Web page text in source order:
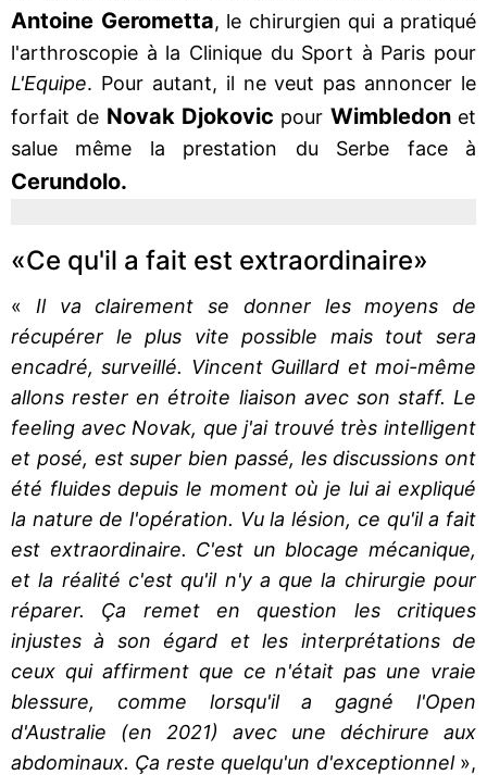
Antoine Gerometta, le chirurgien qui a pratiqué
l'arthroscopie à la Clinique du Sport à Paris pour
L'Equipe. Pour autant, il ne veut pas annoncer le
forfait de Novak Djokovic pour Wimbledonet
salue même la prestation du Serbe face à
Cerundolo.
«Ce qu'il a fait est extraordinaire»
« Il va clairement se donner les moyens de
récupérer le plus vite possible mais tout sera
encadré, surveillé. Vincent Guillard et moi-même
allons rester en étroite liaison avec son staff. Le
feeling avec Novak, que j'ai trouvé très intelligent
et posé, est super bien passé, les discussions ont
été fluides depuis le moment où je lui ai expliqué
la nature de l'opération. Vu la lésion, ce qu'il a fait
est extraordinaire. C'est un blocage mécanique,
et la réalité c'est qu'il n'y a que la chirurgie pour
réparer. Ça remet en question les critiques
injustes à son égard et les interprétations de
ceux qui affirment que ce n'était pas une vraie
blessure, comme lorsqu'il a gagné l'Open
d'Australie (en 2021) avec une déchirure aux
abdominaux. Ça reste quelqu'un d'exceptionnel»,